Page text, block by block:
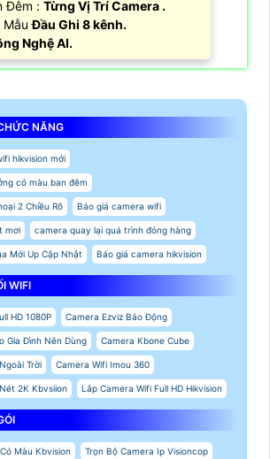
Đêm : Từng Vị Trí Camera .
MẫuĐầu Ghi 8 kênh.
Nghệ AI.
NĂNG
hikvision mới
có màu ban đêm
2 Chiều Rõ Báo giá camera wifi
mơi camera quay lại quá trình đóng hàng
Mới Up Cập Nhật Báo giá camera hikvision
WIFI
HD 1080P Camera Ezviz Báo Động
Gia Đình Nên Dùng Camera Kbone Cube
Trời Camera Wifi Imou 360
2K Kbvsiion Lắp Camera Wifi Full HD Hikvision
Màu Kbvision Trọn Bộ Camera Ip Visioncop